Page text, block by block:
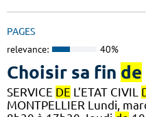
PAGES
relevance: 40%
Choisir sa fin de
SERVICE DE L’ETAT CIVIL
MONTPELLIER Lundi,